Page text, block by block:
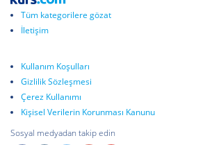
Tüm kategorilere gözat
İletişim
Kullanım Koşulları
Gizlilik Sözleşmesi
Çerez Kullanımı
Kişisel Verilerin Korunması Kanunu
Sosyal medyadan takip edin